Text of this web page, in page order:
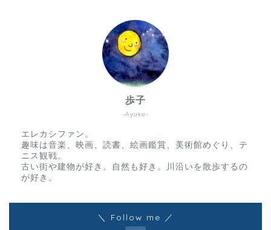
-Ayuko-
歩子
エレカシファン。
趣味は音楽、映画、読書、絵画鑑賞、美術館めぐり、テ
ニス観戦。
古い街や建物が好き。自然も好き。川沿いを散歩するの
が好き。
＼ Follow me ／